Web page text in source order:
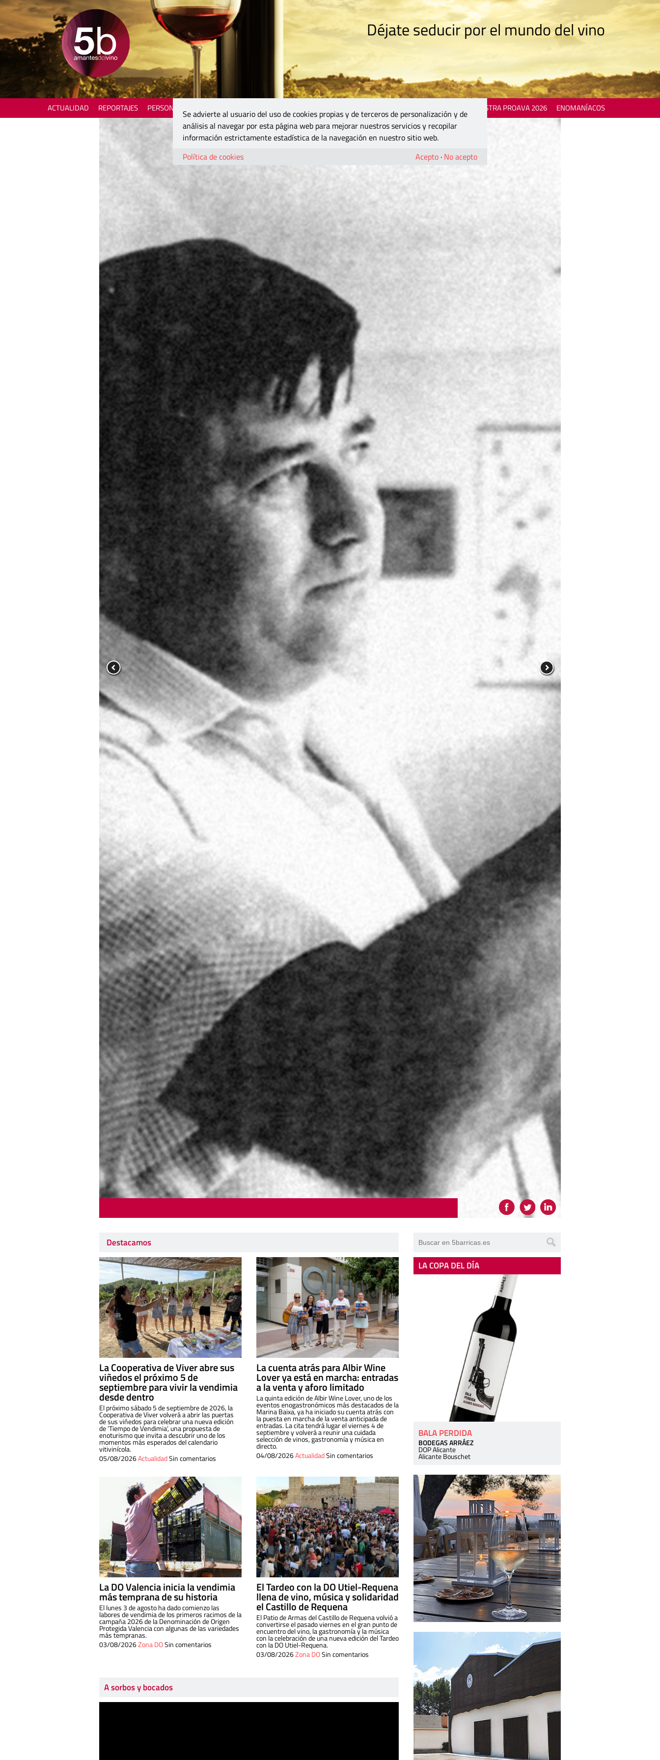
Déjate seducir por el mundo del vino
ACTUALIDAD REPORTAJES PERSONAJES MOSTRA PROAVA 2026 ENOMANÍACOS
Destacamos
La Cooperativa de Viver abre sus
viñedos el próximo 5 de
septiembre para vivir la vendimia
desde dentro
El próximo sábado 5 de septiembre de 2026, la
Cooperativa de Viver volverá a abrir las puertas
de sus viñedos para celebrar una nueva edición
de ‘Tiempo de Vendimia’, una propuesta de
enoturismo que invita a descubrir uno de los
momentos más esperados del calendario
vitivinícola.
05/08/2026ActualidadSin comentarios
La cuenta atrás para Albir Wine
Lover ya está en marcha: entradas
a la venta y aforo limitado
La quinta edición de Albir Wine Lover, uno de los
eventos enogastronómicos más destacados de la
Marina Baixa, ya ha iniciado su cuenta atrás con
la puesta en marcha de la venta anticipada de
entradas. La cita tendrá lugar el viernes 4 de
septiembre y volverá a reunir una cuidada
selección de vinos, gastronomía y música en
directo.
04/08/2026ActualidadSin comentarios
La DO Valencia inicia la vendimia
más temprana de su historia
El lunes 3 de agosto ha dado comienzo las
labores de vendimia de los primeros racimos de la
campaña 2026 de la Denominación de Origen
Protegida Valencia con algunas de las variedades
más tempranas.
03/08/2026Zona DOSin comentarios
El Tardeo con la DO Utiel-Requena
llena de vino, música y solidaridad
el Castillo de Requena
El Patio de Armas del Castillo de Requena volvió a
convertirse el pasado viernes en el gran punto de
encuentro del vino, la gastronomía y la música
con la celebración de una nueva edición del Tardeo
con la DO Utiel-Requena.
03/08/2026Zona DOSin comentarios
A sorbos y bocados
LA COPA DEL DÍA
BALA PERDIDA
BODEGAS ARRÁEZ
DOP Alicante
Alicante Bouschet
Se advierte al usuario del uso de cookies propias y de terceros de personalización y de
análisis al navegar por esta página web para mejorar nuestros servicios y recopilar
información estrictamente estadística de la navegación en nuestro sitio web.
Política de cookies
Acepto · No acepto